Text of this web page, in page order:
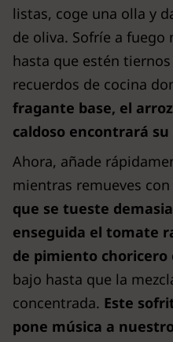
listas, coge una olla y
de oliva. Sofríe a fuego
hasta que estén
recuerdos de cocina
fragante base, el
caldoso encontrará su
Ahora, añade
mientras remueves
que se tueste
enseguida el tomate
de pimiento choricero
bajo hasta que la
concentrada. Este
pone música a